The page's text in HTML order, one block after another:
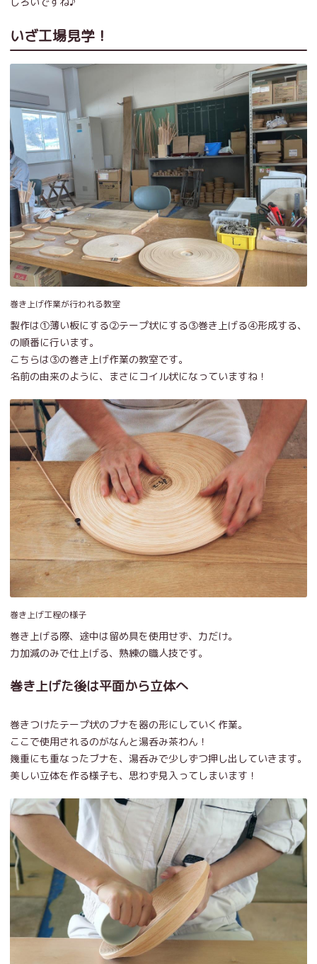
いざ工場見学！
巻き上げ作業が行われる教室
製作は①薄い板にする②テープ状にする③巻き上げる④形成する、
の順番に行います。
こちらは③の巻き上げ作業の教室です。
名前の由来のように、まさにコイル状になっていますね！
巻き上げ工程の様子
巻き上げる際、途中は留め具を使用せず、力だけ。
力加減のみで仕上げる、熟練の職人技です。
巻き上げた後は平面から立体へ
巻きつけたテープ状のブナを器の形にしていく作業。
ここで使用されるのがなんと湯呑み茶わん！
幾重にも重なったブナを、湯呑みで少しずつ押し出していきます。
美しい立体を作る様子も、思わず見入ってしまいます！